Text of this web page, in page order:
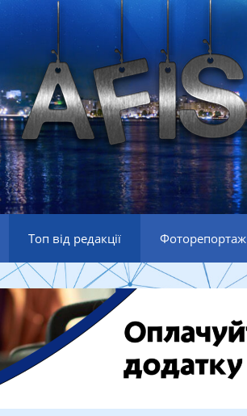
Топ від редакції Фоторепортаж